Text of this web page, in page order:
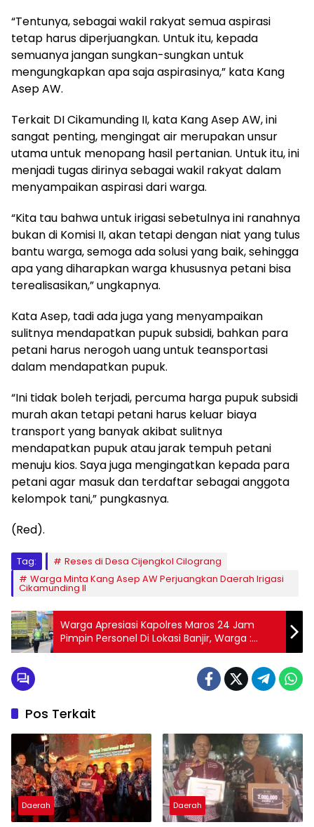
“Tentunya, sebagai wakil rakyat semua aspirasi
tetap harus diperjuangkan. Untuk itu, kepada
semuanya jangan sungkan-sungkan untuk
mengungkapkan apa saja aspirasinya,” kata Kang
Asep AW.
Terkait DI Cikamunding II, kata Kang Asep AW, ini
sangat penting, mengingat air merupakan unsur
utama untuk menopang hasil pertanian. Untuk itu, ini
menjadi tugas dirinya sebagai wakil rakyat dalam
menyampaikan aspirasi dari warga.
“Kita tau bahwa untuk irigasi sebetulnya ini ranahnya
bukan di Komisi II, akan tetapi dengan niat yang tulus
bantu warga, semoga ada solusi yang baik, sehingga
apa yang diharapkan warga khususnya petani bisa
terealisasikan,” ungkapnya.
Kata Asep, tadi ada juga yang menyampaikan
sulitnya mendapatkan pupuk subsidi, bahkan para
petani harus nerogoh uang untuk teansportasi
dalam mendapatkan pupuk.
“Ini tidak boleh terjadi, percuma harga pupuk subsidi
murah akan tetapi petani harus keluar biaya
transport yang banyak akibat sulitnya
mendapatkan pupuk atau jarak tempuh petani
menuju kios. Saya juga mengingatkan kepada para
petani agar masuk dan terdaftar sebagai anggota
kelompok tani,” pungkasnya.
(Red).
Tag:
Reses di Desa Cijengkol Cilograng
Warga Minta Kang Asep AW Perjuangkan Daerah Irigasi
Cikamunding II
Warga Apresiasi Kapolres Maros 24 Jam
Pimpin Personel Di Lokasi Banjir, Warga :
Aman Ki Dirasa Rasa Adai Pak Kapolres
Pos Terkait
Daerah Daerah